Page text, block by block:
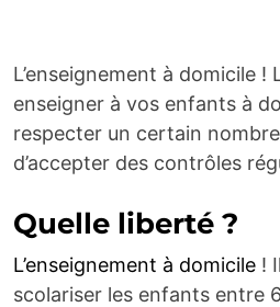
L’enseignement à domicile !
enseigner à vos enfants à
respecter un certain
d’accepter des contrôles
Quelle liberté ?
L’enseignement à domicile !
scolariser les enfants entre